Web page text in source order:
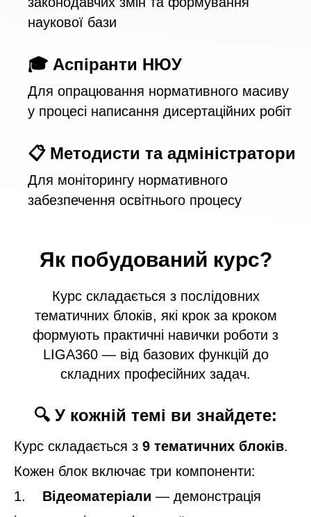
наукової бази
🎓 Аспіранти НЮУ
Для опрацювання нормативного масиву
у процесі написання дисертаційних робіт
📋 Методисти та адміністратори
Для моніторингу нормативного
забезпечення освітнього процесу
Як побудований курс?
Курс складається з послідовних
тематичних блоків, які крок за кроком
формують практичні навички роботи з
LIGA360 — від базових функцій до
складних професійних задач.
🔍 У кожній темі ви знайдете:
Курс складається з 9 тематичних блоків.
Кожен блок включає три компоненти:
1. Відеоматеріали — демонстрація